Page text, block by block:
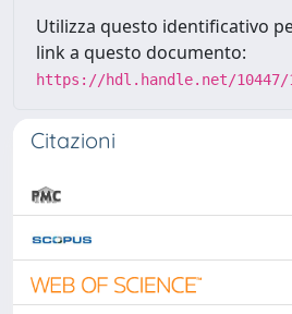
Utilizza questo identificativo
link a questo documento:
https://hdl.handle.net/10447/
Citazioni